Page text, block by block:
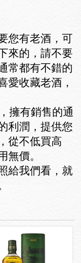
您有老酒，可
來的，請不要
常都有不錯的
愛收藏老酒，
擁有銷售的通
利潤，提供您
從不低買高
無價。
給我們看，就